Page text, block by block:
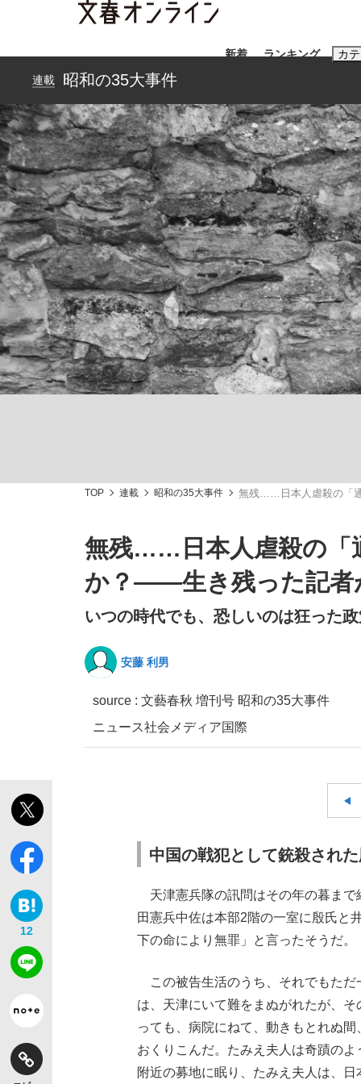
新着 ランキング カ
「90%は失敗する。でも…」本田圭佑が初
「目標達成できなかったからと言って…」
終戦から81年
おすすめの
#藤田晋
#三
#玉木雄一郎
連載 昭和の35大事件
TOP 連載 昭和の35大事件 無残……日本人虐殺の「
無残……日本人虐殺の「
か？――生き残った記者
いつの時代でも、恐しいのは狂った
安藤 利男
source : 文藝春秋 増刊号 昭和の35大事件
ニュース社会 メディア国際
12
中国の戦犯として銃殺され
天津憲兵隊の訊問はその年の暮まで
田憲兵中佐は本部2階の一室に殷氏と
下の命により無罪」と言ったそうだ。
この被告生活のうち、それでもただ
は、天津にいて難をまぬがれたが、
っても、病院にねて、動きもとれぬ
おくりこんだ。たみえ夫人は奇蹟の
附近の募地に眠り、たみえ夫人は、